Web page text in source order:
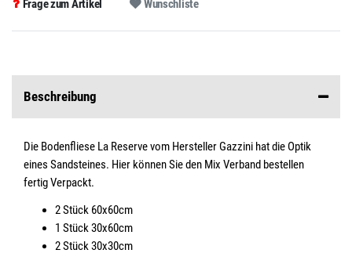
Frage zum Artikel Wunschliste
Beschreibung
Die Bodenfliese La Reserve vom Hersteller Gazzini hat die Optik
eines Sandsteines. Hier können Sie den Mix Verband bestellen
fertig Verpackt.
2 Stück 60x60cm
1 Stück 30x60cm
2 Stück 30x30cm